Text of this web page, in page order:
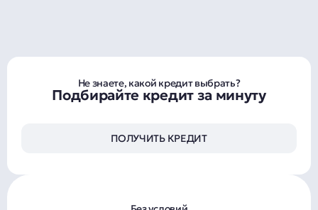
Не знаете, какой кредит выбрать?
Подбирайте кредит за минуту
ПОЛУЧИТЬ КРЕДИТ